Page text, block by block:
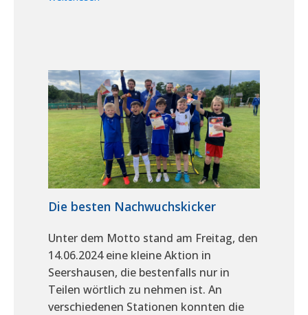
Die besten Nachwuchskicker
Unter dem Motto stand am Freitag, den
14.06.2024 eine kleine Aktion in
Seershausen, die bestenfalls nur in
Teilen wörtlich zu nehmen ist. An
verschiedenen Stationen konnten die